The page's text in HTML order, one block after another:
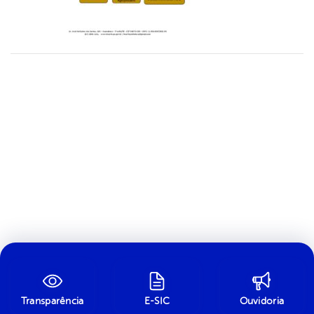
Transparência E-SIC Ouvidoria